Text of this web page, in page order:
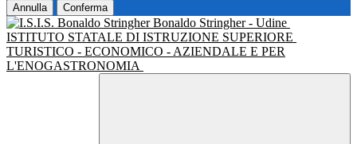
Annulla Conferma
Bonaldo Stringher - Udine
ISTITUTO STATALE DI ISTRUZIONE SUPERIORE
TURISTICO - ECONOMICO - AZIENDALE E PER
L'ENOGASTRONOMIA